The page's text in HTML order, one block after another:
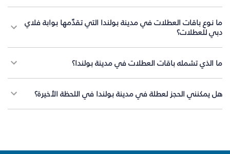
ما نوع باقات العطلات في مدينة بولندا التي تقدّمها بوابة فلاي
دبي للعطلات؟
ما الذي تشمله باقات العطلات في مدينة بولندا؟
هل يمكنني الحجز لعطلة في مدينة بولندا في اللحظة الأخيرة؟